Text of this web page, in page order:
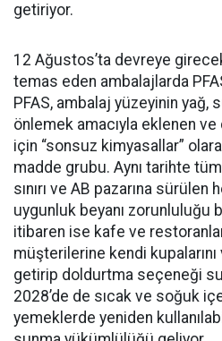
getiriyor.
12 Ağustos’ta devreye
temas eden ambalajlarda
PFAS, ambalaj yüzeyinin
önlemek amacıyla eklenen ve
için “sonsuz kimyasallar”
madde grubu. Aynı tarihte
sınırı ve AB pazarına
uygunluk beyanı zorunluluğu
itibaren ise kafe ve
müşterilerine kendi kupalarını
getirip doldurtma seçeneği
2028’de de sıcak ve soğuk
yemeklerde yeniden